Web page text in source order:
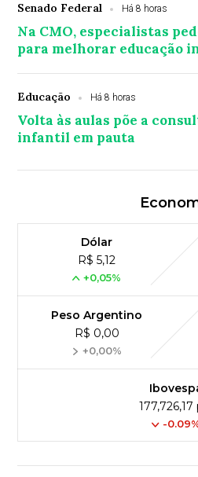
Senado Federal Há 8 horas
Na CMO, especialistas
para melhorar educação
Educação Há 8 horas
Volta às aulas põe a
infantil em pauta
Dólar
R$ 5,12
+0,05%
Peso Argentino
R$ 0,00
+0,00%
177,726,17
-